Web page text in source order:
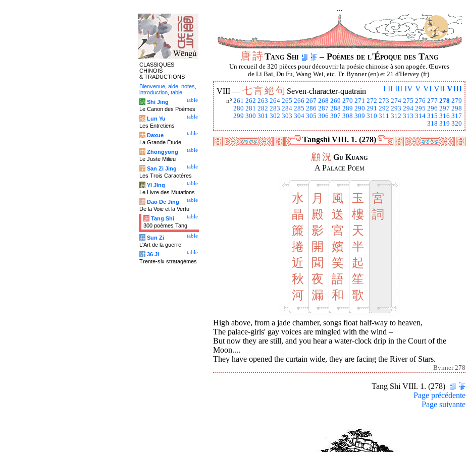
...
唐詩Tang Shi – Poèmes de l'Époque des Tang
Un recueil de 320 pièces pour découvrir la poésie chinoise à son apogée. Œuvres
de Li Bai, Du Fu, Wang Wei, etc. Tr. Bynner (en) et 21 d'Hervey (fr).
I II III IV V VI VII VIII
VIII — 七言絕句 Seven-character-quatrain
nº 261 262 263 264 265 266 267 268 269 270 271 272 273 274 275 276 277 278 279
280 281 282 283 284 285 286 287 288 289 290 291 292 293 294 295 296 297 298
299 300 301 302 303 304 305 306 307 308 309 310 311 312 313 314 315 316 317
318 319 320
Tangshi VIII. 1. (278)
顧況 Gu Kuang
A Palace Poem
水
晶
簾
捲
近
秋
河
月
殿
影
開
聞
夜
漏
風
送
宮
嬪
笑
語
和
玉
樓
天
半
起
笙
歌
宮
詞
High above, from a jade chamber, songs float half-way to heaven,
The palace-girls' gay voices are mingled with the wind –
But now they are still, and you hear a water-clock drip in the Court of the
Moon....
They have opened the curtain wide, they are facing the River of Stars.
Bynner 278
Tang Shi VIII. 1. (278)
Page précédente
Page suivante
CLASSIQUES
CHINOIS
& TRADUCTIONS
Bienvenue aide notes
introduction table
table
诗 Shi Jing
Le Canon des Poèmes
table
论 Lun Yu
Les Entretiens
table
大 Daxue
La Grande Étude
table
中 Zhongyong
Le Juste Milieu
table
字 San Zi Jing
Les Trois Caractères
table
易 Yi Jing
Le Livre des Mutations
table
道 Dao De Jing
De la Voie et la Vertu
table
唐 Tang Shi
300 poèmes Tang
table
兵 Sun Zi
L'Art de la guerre
table
计 36 Ji
Trente-six stratagèmes